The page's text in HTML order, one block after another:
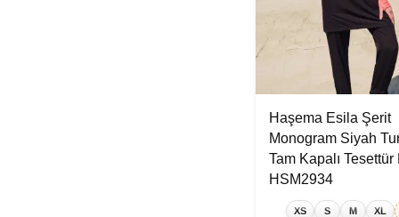
Haşema Esila Şerit
Monogram Siyah
Tam Kapalı Tesettür
HSM2934
XS S M XL